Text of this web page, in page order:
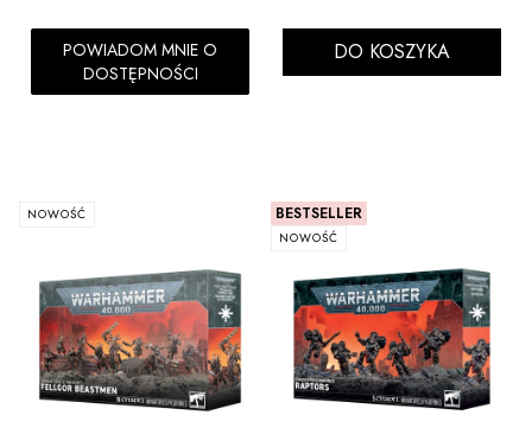
POWIADOM MNIE O
DOSTĘPNOŚCI
DO KOSZYKA
NOWOŚĆ BESTSELLER
NOWOŚĆ